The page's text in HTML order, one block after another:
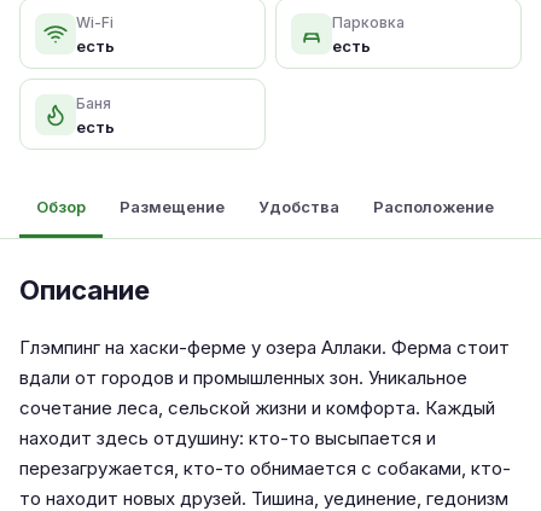
Wi-Fi
есть
Парковка
есть
Баня
есть
Обзор Размещение Удобства Расположение
Описание
Глэмпинг на хаски-ферме у озера Аллаки. Ферма стоит
вдали от городов и промышленных зон. Уникальное
сочетание леса, сельской жизни и комфорта. Каждый
находит здесь отдушину: кто-то высыпается и
перезагружается, кто-то обнимается с собаками, кто-
то находит новых друзей. Тишина, уединение, гедонизм